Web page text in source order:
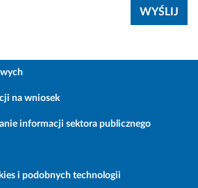
na wniosek
informacji sektora publicznego
i podobnych technologii